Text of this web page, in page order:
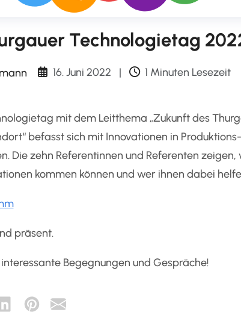
Technologietag
16. Juni 2022 | 1 Minuten Lesezeit
mit dem Leitthema „Zukunft des
befasst sich mit Innovationen in
Die zehn Referentinnen und Referenten
kommen können und wer ihnen dabei
präsent.
Begegnungen und Gespräche!